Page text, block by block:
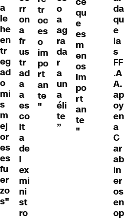
a
le
he
en
tr
eg
ad
o
mi
s
m
ej
or
es
es
fu
er
zo
s"
rr
on
a
fr
us
tr
ad
a
a
es
co
lt
a
de
l
ex
mi
ni
st
ro
tr
oc
es
o
im
po
rt
an
te
"
o
a
ag
ra
da
r
a
un
a
éli
te
”
qu
e
es
m
en
os
im
po
rt
an
te
"
da
qu
e
la
s
FF
.A
A.
ap
oy
en
a
C
ar
ab
in
er
os
en
op